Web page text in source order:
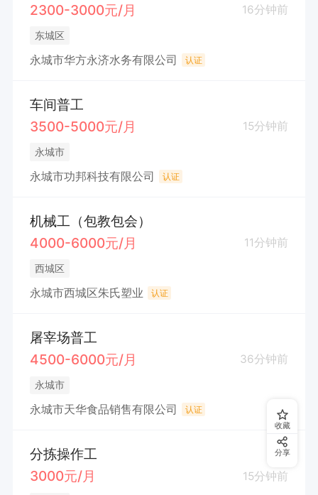
2300-3000元/月
16分钟前
东城区
永城市华方永济水务有限公司 认证
车间普工
3500-5000元/月
15分钟前
永城市
永城市功邦科技有限公司 认证
机械工（包教包会）
4000-6000元/月
11分钟前
西城区
永城市西城区朱氏塑业 认证
屠宰场普工
4500-6000元/月
36分钟前
永城市
永城市天华食品销售有限公司 认证
分拣操作工
3000元/月
15分钟前
收藏
分享